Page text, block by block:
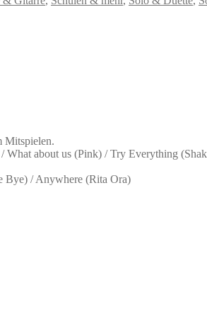
Mitspielen.
about us (Pink) / Try Everything
Bye) / Anywhere (Rita Ora)